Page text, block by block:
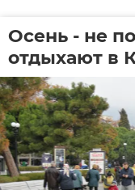
Осень - не
отдыхают в